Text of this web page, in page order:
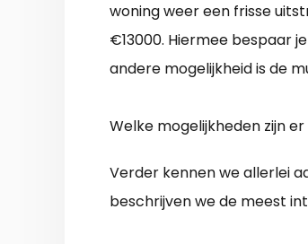
woning weer een frisse
€13000. Hiermee bespaar
andere mogelijkheid is de
Welke mogelijkheden zijn
Verder kennen we allerlei
beschrijven we de meest